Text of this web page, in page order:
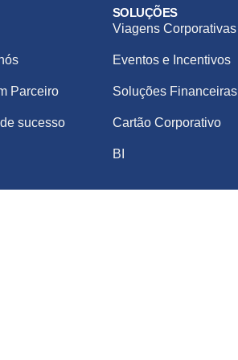
Parceiro
sucesso
SOLUÇÕES
Viagens Corporativas
Eventos e Incentivos
Soluções Financeiras
Cartão Corporativo
BI